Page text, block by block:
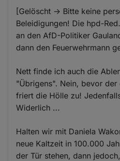
[Gelöscht -> Bitte keine
Beleidigungen! Die hpd-
an den AfD-Politiker
dann den Feuerwehrmann
Nett finde ich auch die
"Übrigens". Nein, bevor der
friert die Hölle zu!
Widerlich ...
Halten wir mit Daniela
neue Kaltzeit in 100.000
der Tür stehen, dann